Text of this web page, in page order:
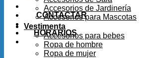
CONTACTAR
HORARIOS
Accesorios de Jardinería
Accesorios para Mascotas
Vestimenta
Accesorios para bebes
Ropa de hombre
Ropa de mujer